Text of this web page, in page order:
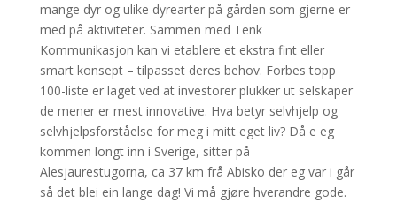
mange dyr og ulike dyrearter på gården som gjerne er
med på aktiviteter. Sammen med Tenk
Kommunikasjon kan vi etablere et ekstra fint eller
smart konsept – tilpasset deres behov. Forbes topp
100-liste er laget ved at investorer plukker ut selskaper
de mener er mest innovative. Hva betyr selvhjelp og
selvhjelpsforståelse for meg i mitt eget liv? Då e eg
kommen longt inn i Sverige, sitter på
Alesjaurestugorna, ca 37 km frå Abisko der eg var i går
så det blei ein lange dag! Vi må gjøre hverandre gode.